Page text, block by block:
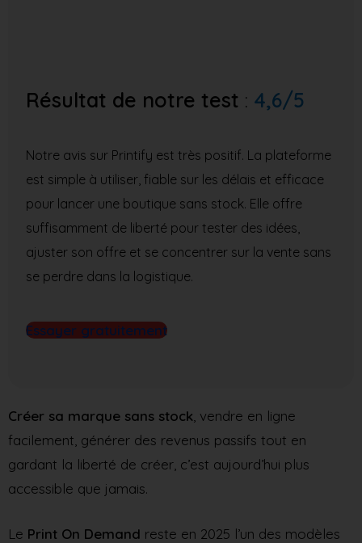
Résultat de notre test : 4,6/5
Notre avis sur Printify est très positif. La plateforme
est simple à utiliser, fiable sur les délais et efficace
pour lancer une boutique sans stock. Elle offre
suffisamment de liberté pour tester des idées,
ajuster son offre et se concentrer sur la vente sans
se perdre dans la logistique.
Essayer gratuitement
Créer sa marque sans stock, vendre en ligne
facilement, générer des revenus passifs tout en
gardant la liberté de créer, c’est aujourd’hui plus
accessible que jamais.
Le Print On Demand reste en 2025 l’un des modèles